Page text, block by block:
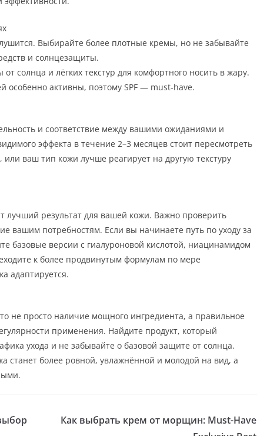
Выбирайте более плотные кремы, но не забывайте
и солнцезащиты.
солнца и лёгких текстур для комфортного носить в жару.
особенно активны, поэтому SPF — must-have.
и соответствие между вашими ожиданиями и
эффекта в течение 2–3 месяцев стоит пересмотреть
ваш тип кожи лучше реагирует на другую текстуру
лучший результат для вашей кожи. Важно проверить
вашим потребностям. Если вы начинаете путь по уходу за
базовые версии с гиалуроновой кислотой, ниацинамидом
к более продвинутым формулам по мере
адаптируется.
не просто наличие мощного ингредиента, а правильное
применения. Найдите продукт, который
ухода и не забывайте о базовой защите от солнца.
станет более ровной, увлажнённой и молодой на вид, а
Как выбрать крем от морщин: Must-Have